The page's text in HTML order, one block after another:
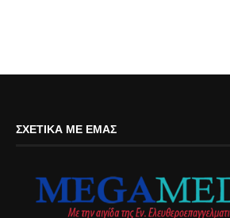
ΣΧΕΤΙΚΆ ΜΕ ΕΜΆΣ